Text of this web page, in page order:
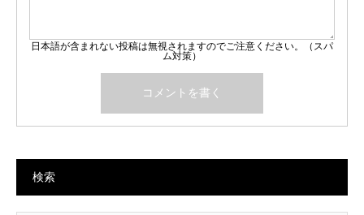
日本語が含まれない投稿は無視されますのでご注意ください。（スパ
ム対策）
検索